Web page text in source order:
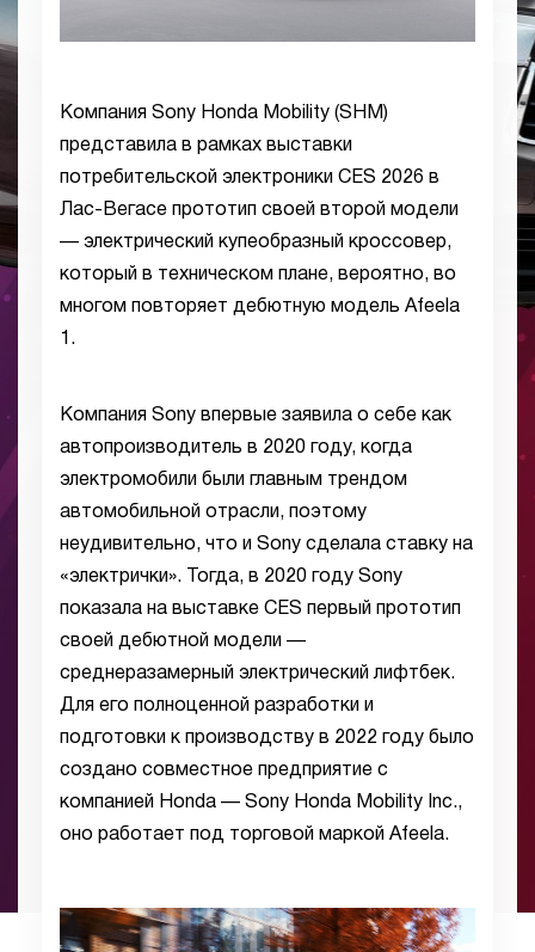
Компания Sony Honda Mobility (SHM)
представила в рамках выставки
потребительской электроники CES 2026 в
Лас-Вегасе прототип своей второй модели
— электрический купеобразный кроссовер,
который в техническом плане, вероятно, во
многом повторяет дебютную модель Afeela
1.
Компания Sony впервые заявила о себе как
автопроизводитель в 2020 году, когда
электромобили были главным трендом
автомобильной отрасли, поэтому
неудивительно, что и Sony сделала ставку на
«электрички». Тогда, в 2020 году Sony
показала на выставке CES первый прототип
своей дебютной модели —
среднеразамерный электрический лифтбек.
Для его полноценной разработки и
подготовки к производству в 2022 году было
создано совместное предприятие с
компанией Honda — Sony Honda Mobility Inc.,
оно работает под торговой маркой Afeela.